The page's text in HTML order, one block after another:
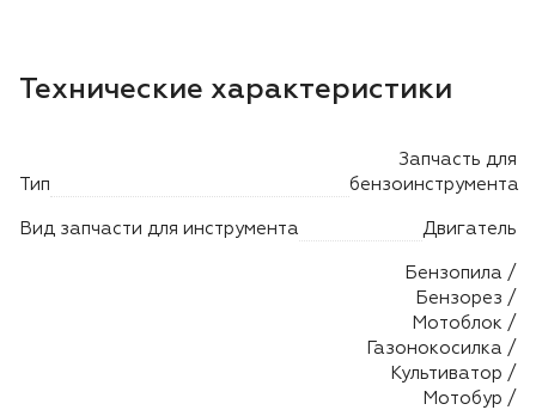
Станки заточные
Лодочные моторы Toyama
Технические характеристики
Тип
Запчасть для
бензоинструмента
Вид запчасти для инструмента Двигатель
Бензопила /
Бензорез /
Мотоблок /
Газонокосилка /
Культиватор /
Мотобур /